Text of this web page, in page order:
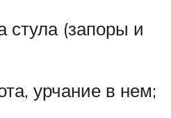
стула (запоры и
урчание в нем;